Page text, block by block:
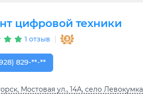
цифровой техники
1 отзыв
829-16-93
829-**-**
Мостовая ул., 14А, село Левокумка